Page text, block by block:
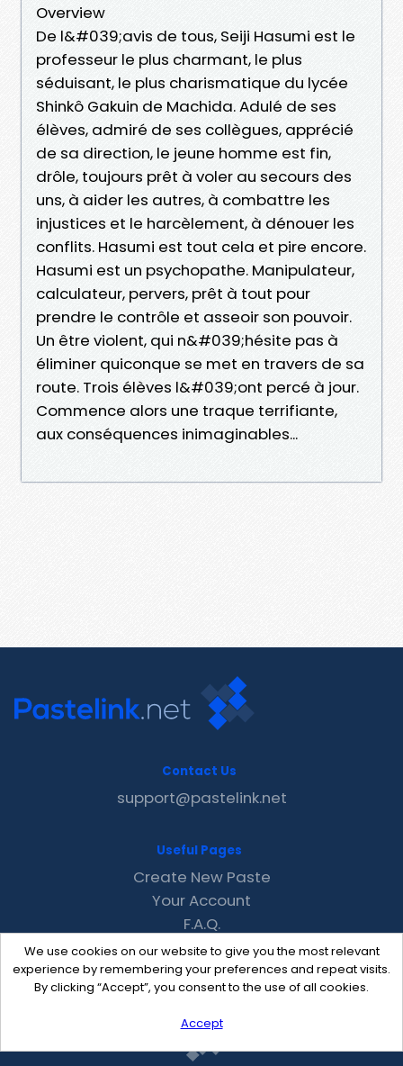
Overview
De l&#039;avis de tous, Seiji Hasumi est le
professeur le plus charmant, le plus
séduisant, le plus charismatique du lycée
Shinkô Gakuin de Machida. Adulé de ses
élèves, admiré de ses collègues, apprécié
de sa direction, le jeune homme est fin,
drôle, toujours prêt à voler au secours des
uns, à aider les autres, à combattre les
injustices et le harcèlement, à dénouer les
conflits. Hasumi est tout cela et pire encore.
Hasumi est un psychopathe. Manipulateur,
calculateur, pervers, prêt à tout pour
prendre le contrôle et asseoir son pouvoir.
Un être violent, qui n&#039;hésite pas à
éliminer quiconque se met en travers de sa
route. Trois élèves l&#039;ont percé à jour.
Commence alors une traque terrifiante,
aux conséquences inimaginables...
We use cookies on our website to give you the most relevant
experience by remembering your preferences and repeat visits.
By clicking “Accept”, you consent to the use of all cookies.
Accept
Contact Us
support@pastelink.net
Useful Pages
Create New Paste
Your Account
F.A.Q.
Recent
Contact